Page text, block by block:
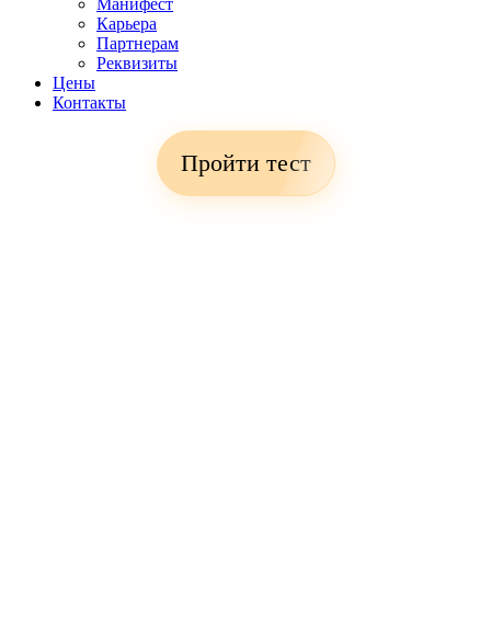
Карьера
Партнерам
Реквизиты
Цены
Контакты
Пройти тест